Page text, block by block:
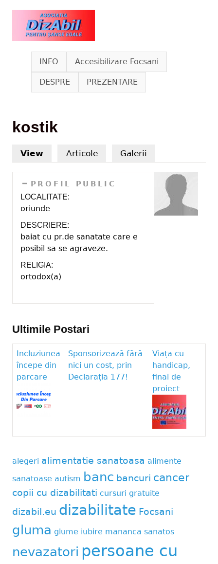
Skip to main content
www.dizabil.eu
INFO Accesibilizare Focsani
DESPRE PREZENTARE
kostik
View (active tab)
Articole Galerii
HIDE
PROFIL PUBLIC
LOCALITATE:
oriunde
DESCRIERE:
baiat cu pr.de sanatate care e
posibil sa se agraveze.
RELIGIA:
ortodox(a)
Ultimile Postari
Incluziunea
începe din
parcare
Sponsorizează fără
nici un cost, prin
Declarația 177!
Viața cu
handicap,
final de
proiect
alegeri alimentatie sanatoasa alimente
sanatoase autism banc bancuri cancer
copii cu dizabilitati cursuri gratuite
dizabil.eu dizabilitate Focsani
gluma glume iubire mananca sanatos
nevazatori persoane cu